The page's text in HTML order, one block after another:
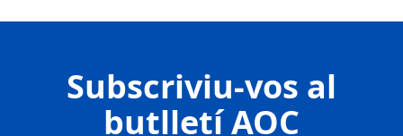
Subscriviu-vos al
butlletí AOC